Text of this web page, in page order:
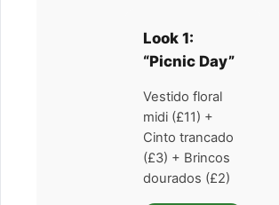
Look 1:
“Picnic Day”
Vestido floral
midi (£11) +
Cinto trancado
(£3) + Brincos
dourados (£2)